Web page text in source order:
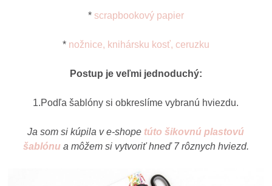
*scrapbookový papier
* nožnice, knihársku kosť, ceruzku
Postup je veľmi jednoduchý:
1.Podľa šablóny si obkreslíme vybranú hviezdu.
Ja som si kúpila v e-shope túto šikovnú plastovú
šablónua môžem si vytvoriť hneď 7 rôznych hviezd.